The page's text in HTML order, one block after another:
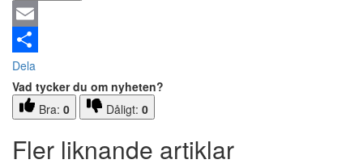
Email
Dela
Vad tycker du om nyheten?
Bra: 0 Dåligt: 0
Fler liknande artiklar